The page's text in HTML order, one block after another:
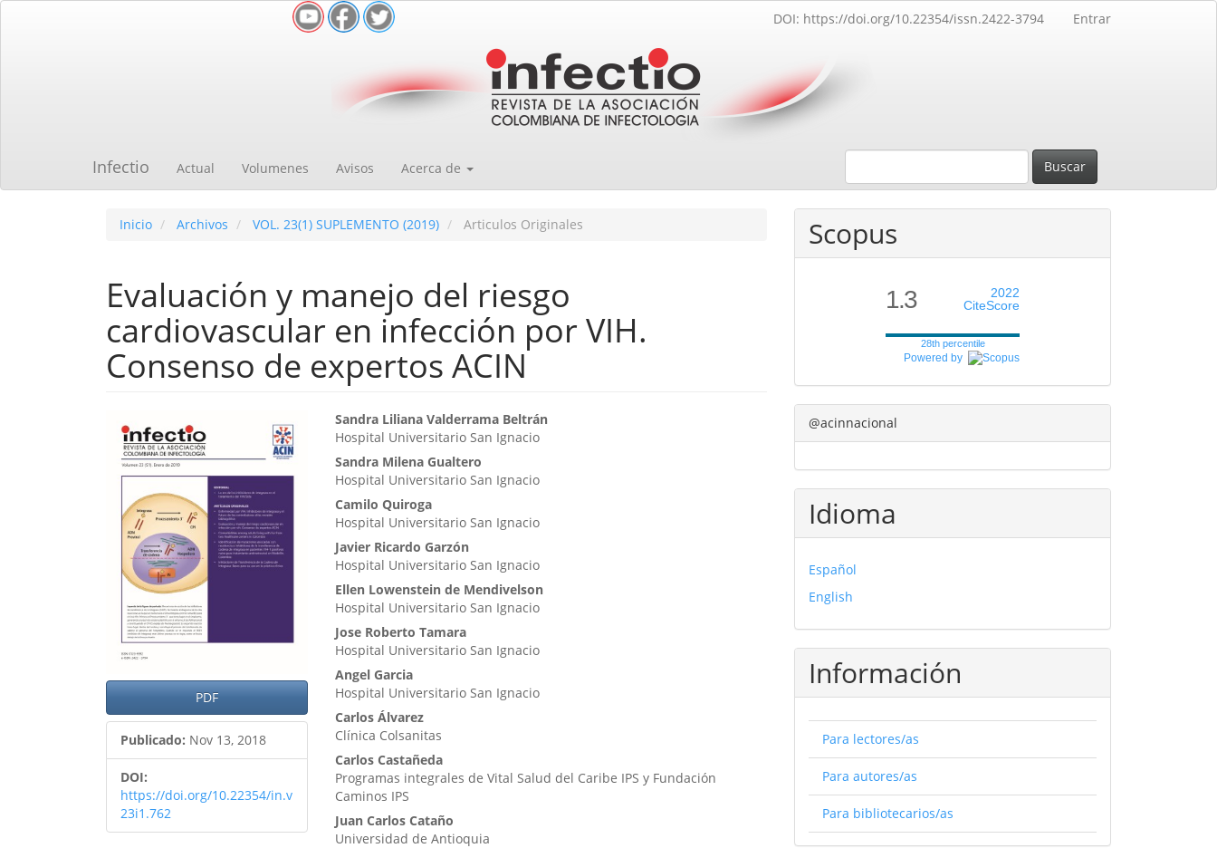
DOI: https://doi.org/10.22354/issn.2422-3794 Entrar
Infectio Actual Volumenes Avisos Acerca de Buscar
Inicio Archivos VOL. 23(1) SUPLEMENTO (2019) Articulos Originales
Evaluación y manejo del riesgo
cardiovascular en infección por VIH.
Consenso de expertos ACIN
Barra
lateral
del
artículo
PDF
Publicado: Nov 13, 2018
DOI:
https://doi.org/10.22354/in.v
23i1.762
Contenido
principal
del
artículo
Sandra Liliana Valderrama Beltrán
Hospital Universitario San Ignacio
Sandra Milena Gualtero
Hospital Universitario San Ignacio
Camilo Quiroga
Hospital Universitario San Ignacio
Javier Ricardo Garzón
Hospital Universitario San Ignacio
Ellen Lowenstein de Mendivelson
Hospital Universitario San Ignacio
Jose Roberto Tamara
Hospital Universitario San Ignacio
Angel Garcia
Hospital Universitario San Ignacio
Carlos Álvarez
Clínica Colsanitas
Carlos Castañeda
Programas integrales de Vital Salud del Caribe IPS y Fundación
Caminos IPS
Juan Carlos Cataño
Universidad de Antioquia
Scopus
1.3
2022
CiteScore
28th percentile
Powered by
@acinnacional
Idioma
Español
English
Información
Para lectores/as
Para autores/as
Para bibliotecarios/as